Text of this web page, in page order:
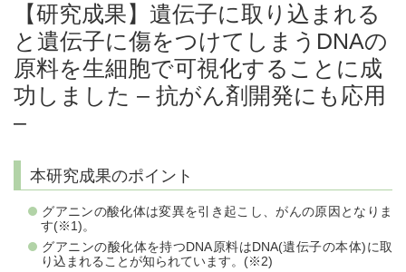
【研究成果】遺伝子に取り込まれる
と遺伝子に傷をつけてしまうDNAの
原料を生細胞で可視化することに成
功しました – 抗がん剤開発にも応用
–
本研究成果のポイント
グアニンの酸化体は変異を引き起こし、がんの原因となりま
す(※1)。
グアニンの酸化体を持つDNA原料はDNA(遺伝子の本体)に取
り込まれることが知られています。(※2)